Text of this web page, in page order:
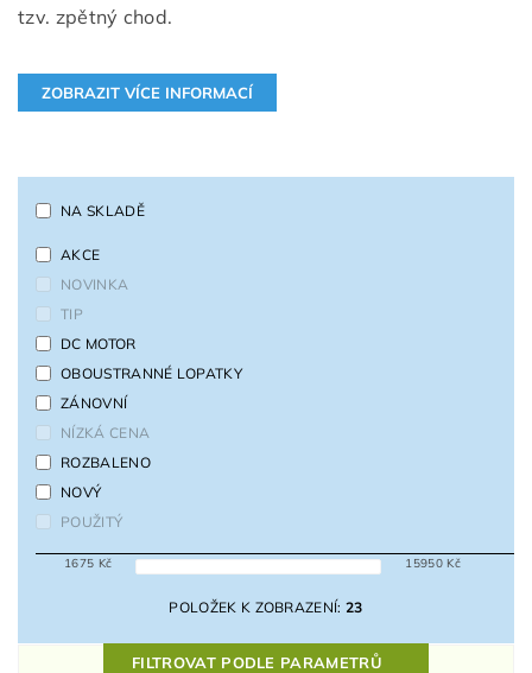
tzv. zpětný chod.
NA SKLADĚ
AKCE
NOVINKA
TIP
DC MOTOR
OBOUSTRANNÉ LOPATKY
ZÁNOVNÍ
NÍZKÁ CENA
ROZBALENO
NOVÝ
POUŽITÝ
1675 Kč 15950Kč
POLOŽEK K ZOBRAZENÍ:23
FILTROVAT PODLE PARAMETRŮ